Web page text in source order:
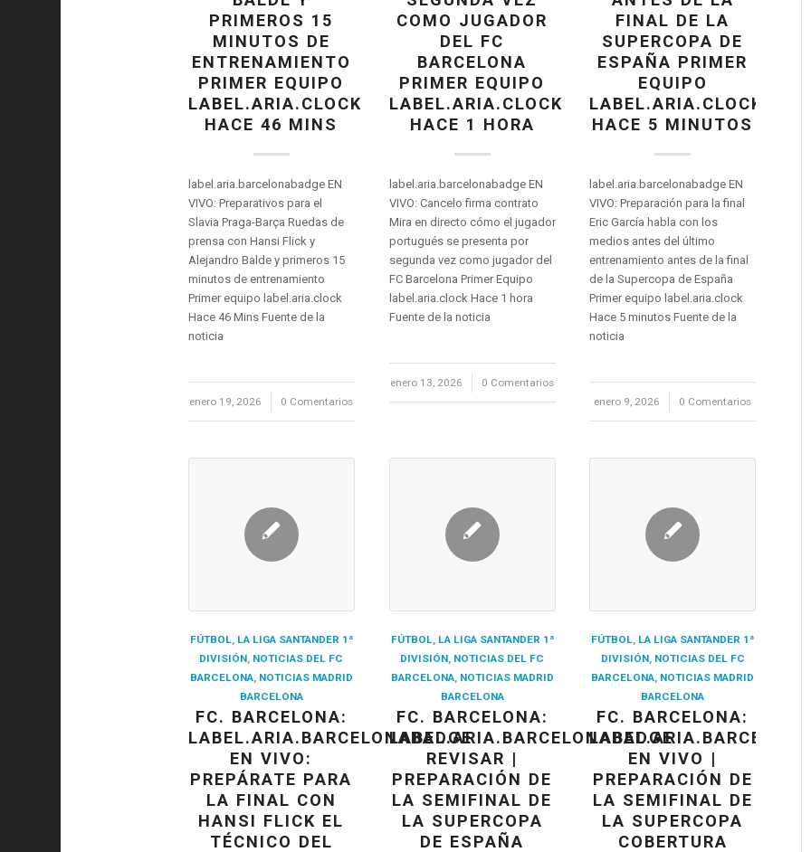
PRIMEROS 15
MINUTOS DE
ENTRENAMIENTO
PRIMER EQUIPO
LABEL.ARIA.CLOCK
HACE 46 MINS
label.aria.barcelonabadge EN
VIVO: Preparativos para el
Slavia Praga-Barça Ruedas de
prensa con Hansi Flick y
Alejandro Balde y primeros 15
minutos de entrenamiento
Primer equipo label.aria.clock
Hace 46 Mins Fuente de la
noticia
enero 19, 2026
/ 0 Comentarios
COMO JUGADOR
DEL FC
BARCELONA
PRIMER EQUIPO
LABEL.ARIA.CLOCK
HACE 1 HORA
label.aria.barcelonabadge EN
VIVO: Cancelo firma contrato
Mira en directo cómo el jugador
portugués se presenta por
segunda vez como jugador del
FC Barcelona Primer Equipo
label.aria.clock Hace 1 hora
Fuente de la noticia
enero 13, 2026
/ 0 Comentarios
FINAL DE LA
SUPERCOPA DE
ESPAÑA PRIMER
EQUIPO
LABEL.ARIA.CLOCK
HACE 5 MINUTOS
label.aria.barcelonabadge EN
VIVO: Preparación para la final
Eric García habla con los
medios antes del último
entrenamiento antes de la final
de la Supercopa de España
Primer equipo label.aria.clock
Hace 5 minutos Fuente de la
noticia
enero 9, 2026
/ 0 Comentarios
FÚTBOL, LA LIGA SANTANDER 1ª
DIVISIÓN, NOTICIAS DEL FC
BARCELONA, NOTICIAS MADRID
BARCELONA
FC. BARCELONA:
LABEL.ARIA.BARCELONABADGE
EN VIVO:
PREPÁRATE PARA
LA FINAL CON
HANSI FLICK EL
TÉCNICO DEL
FÚTBOL, LA LIGA SANTANDER 1ª
DIVISIÓN, NOTICIAS DEL FC
BARCELONA, NOTICIAS MADRID
BARCELONA
FC. BARCELONA:
LABEL.ARIA.BARCELONABADGE
REVISAR |
PREPARACIÓN DE
LA SEMIFINAL DE
LA SUPERCOPA
DE ESPAÑA
FÚTBOL, LA LIGA SANTANDER 1ª
DIVISIÓN, NOTICIAS DEL FC
BARCELONA, NOTICIAS MADRID
BARCELONA
FC. BARCELONA:
EN VIVO |
PREPARACIÓN DE
LA SEMIFINAL DE
LA SUPERCOPA
COBERTURA